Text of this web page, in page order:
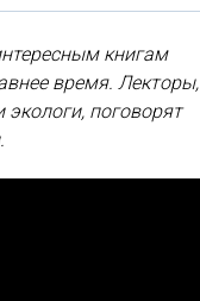
книгам
время.
экологи, поговорят